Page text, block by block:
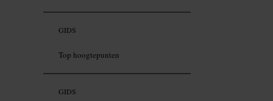
GIDS
Top hoogtepunten
GIDS